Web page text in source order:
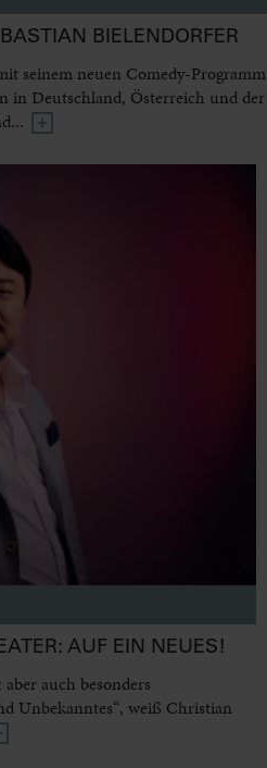
BIELENDORFER
seinem neuen Comedy-Programm
in Deutschland, Österreich und der
AUF EIN NEUES!
auch besonders
Unbekanntes“, weiß Christian